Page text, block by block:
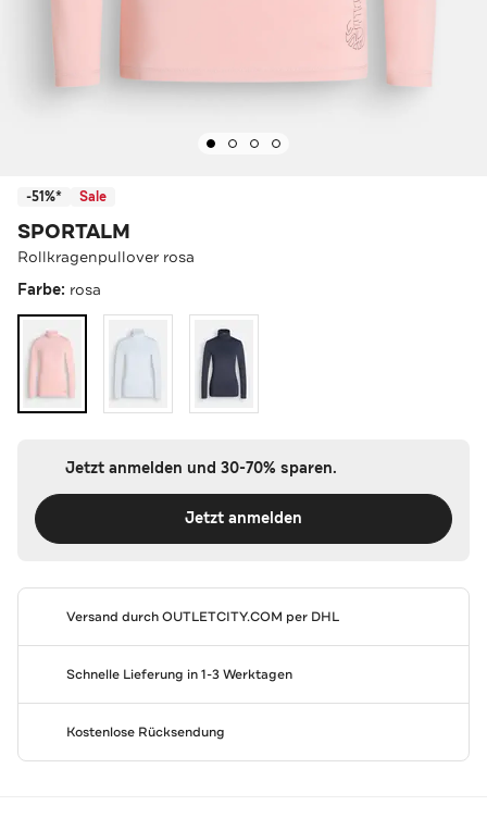
-51%* Sale
SPORTALM
Rollkragenpullover rosa
Farbe: rosa
Jetzt anmelden und 30-70% sparen.
Jetzt anmelden
Versand durchOUTLETCITY.COM per DHL
Schnelle Lieferung in 1-3 Werktagen
Kostenlose Rücksendung